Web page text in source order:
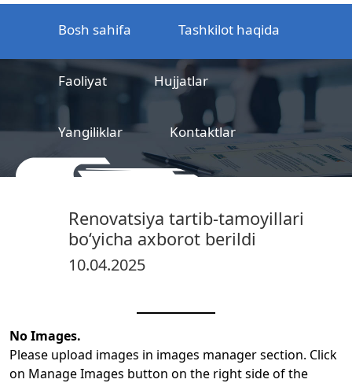
Bosh sahifa Tashkilot haqida
Faoliyat Hujjatlar
Yangiliklar Kontaktlar
sertifikatlashtirish markazi
Renovatsiya tartib-tamoyillari
bo‘yicha axborot berildi
10.04.2025
No Images.
Please upload images in images manager section. Click
on Manage Images button on the right side of the